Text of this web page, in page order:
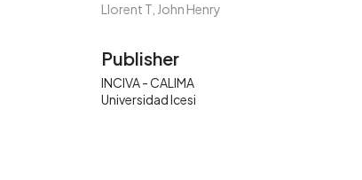
Llorent T, John Henry
Publisher
INCIVA - CALIMA
Universidad Icesi